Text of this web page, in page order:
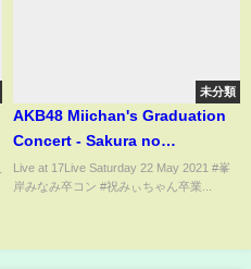
未分類
AKB48 Miichan's Graduation
Concert - Sakura no
Hanabiratachi さくら の はなび
らたち
Live at 17Live Saturday 22 May 2021 #峯
岸みなみ卒コン #祝みぃちゃん卒業...